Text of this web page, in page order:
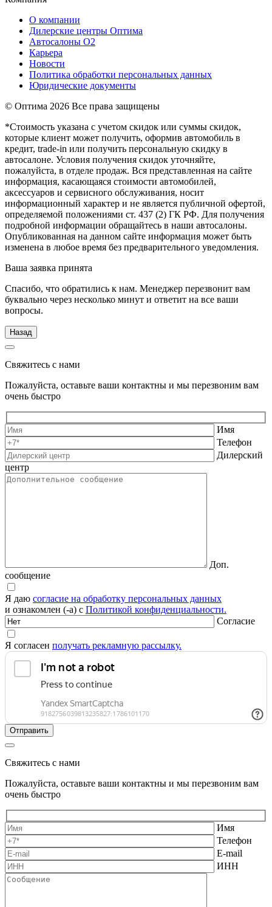
О компании
Дилерские центры Оптима
Автосалоны О2
Карьера
Новости
Политика обработки персональных данных
Юридические документы
© Оптима 2026 Все права защищены
*Стоимость указана с учетом скидок или суммы скидок,
которые клиент может получить, оформив автомобиль в
кредит, trade-in или получить персональную скидку в
автосалоне. Условия получения скидок уточняйте,
пожалуйста, в отделе продаж. Вся представленная на сайте
информация, касающаяся стоимости автомобилей,
аксессуаров и сервисного обслуживания, носит
информационный характер и не является публичной офертой,
определяемой положениями ст. 437 (2) ГК РФ. Для получения
подробной информации обращайтесь в наши автосалоны.
Опубликованная на данном сайте информация может быть
изменена в любое время без предварительного уведомления.
Ваша заявка принята
Спасибо, что обратились к нам. Менеджер перезвонит вам
буквально через несколько минут и ответит на все ваши
вопросы.
Назад
Свяжитесь с нами
Пожалуйста, оставьте ваши контактны и мы перезвоним вам
очень быстро
Имя
Телефон
Дилерский
центр
Доп.
сообщение
Я даю согласие на обработку персональных данных
и ознакомлен (-а) с Политикой конфиденциальности.
Согласие
Я согласен получать рекламную рассылку.
Свяжитесь с нами
Пожалуйста, оставьте ваши контактны и мы перезвоним вам
очень быстро
Имя
Телефон
E-mail
ИНН